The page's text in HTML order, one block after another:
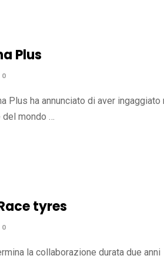
Plus
0
Plus ha annunciato di aver ingaggiato
del mondo …
tyres
0
la collaborazione durata due anni